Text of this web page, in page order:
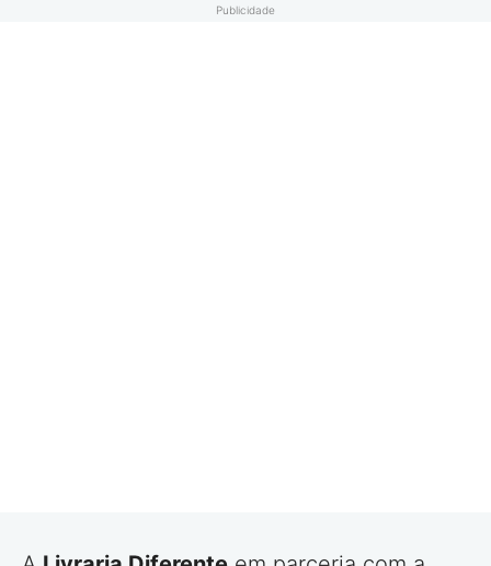
Publicidade